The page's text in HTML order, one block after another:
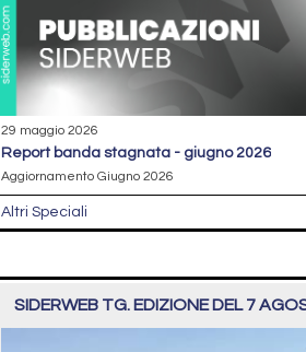
29 maggio 2026
report banda stagnata - giugno 2026
Aggiornamento Giugno 2026
Altri Speciali
SIDERWEB TG. EDIZIONE DEL 7